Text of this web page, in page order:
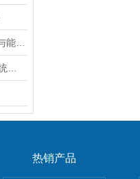
热销产品